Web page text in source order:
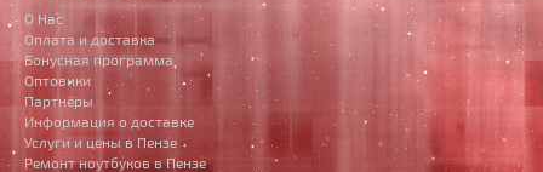
О Нас
Оплата и доставка
Бонусная программа
Оптовики
Партнёры
Информация о доставке
Услуги и цены в Пензе
Ремонт ноутбуков в Пензе